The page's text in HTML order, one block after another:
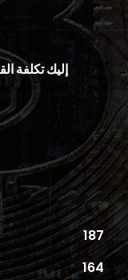
إليك تكلفة
187
164